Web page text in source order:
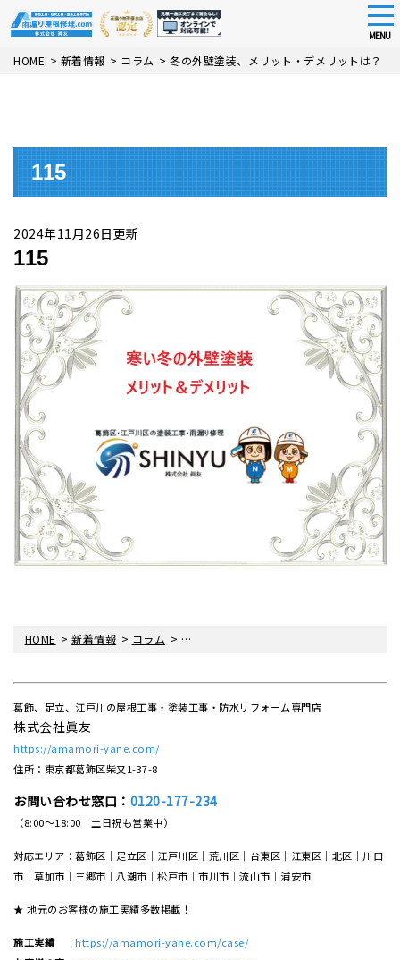
Skip
MENU
HOME > 新着情報 > コラム > 冬の外壁塗装、メリット・デメリットは？
115
2024年11月26日更新
115
HOME >新着情報 > コラム > 冬の外壁塗装、メリット・デメリットは？
葛飾、足立、江戸川の屋根工事・塗装工事・防水リフォーム専門店
株式会社眞友
https://amamori-yane.com/
住所：東京都葛飾区柴又1-37-8
お問い合わせ窓口： 0120-177-234
（8:00～18:00 土日祝も営業中）
対応エリア：葛飾区｜足立区｜江戸川区｜荒川区｜台東区｜江東区｜北区｜川口
市｜草加市｜三郷市｜八潮市｜松⼾市｜市川市｜流⼭市｜浦安市
★ 地元のお客様の施工実績多数掲載！
施工実績
https://amamori-yane.com/case/